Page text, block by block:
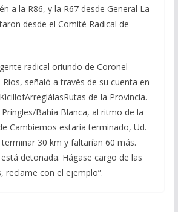
a la R86, y la R67 desde General La
desde el Comité Radical de
radical oriundo de Coronel
Ríos, señaló a través de su cuenta en
de la Provincia.
Bahía Blanca, al ritmo de la
Cambiemos estaría terminado, Ud.
30 km y faltarían 60 más.
detonada. Hágase cargo de las
reclame con el ejemplo”.